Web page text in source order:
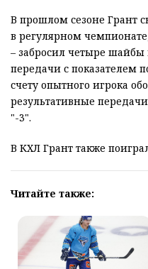
В прошлом сезоне Грант
в регулярном
– забросил четыре шайбы
передачи с показателем
счету опытного игрока
результативные
"-3".
В КХЛ Грант также
Читайте также: